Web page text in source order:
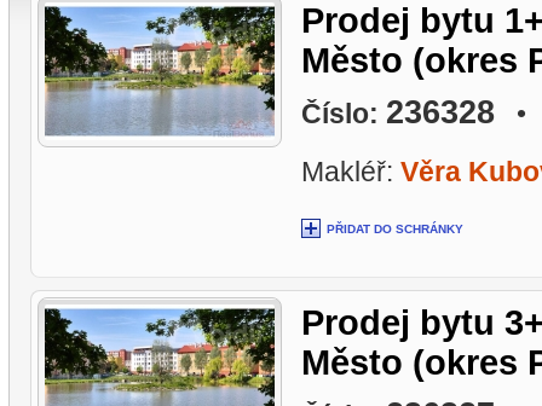
Prodej bytu
Město (okres
Číslo: 236328 •
Makléř: Věra
PŘIDAT DO SCHRÁNKY
Prodej bytu
Město (okres